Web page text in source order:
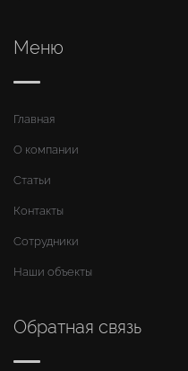
Меню
Главная
О компании
Статьи
Контакты
Сотрудники
Наши объекты
Обратная связь